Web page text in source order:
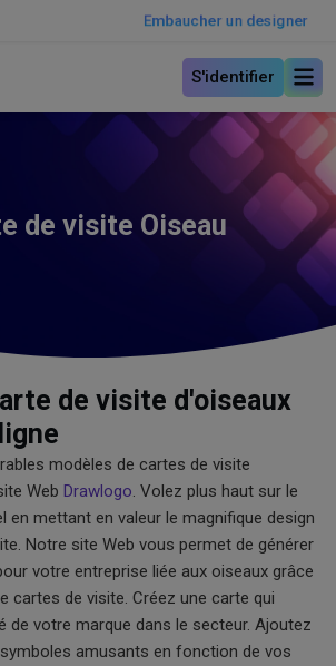
Embaucher un designer
S'identifier
de visite Oiseau
de visite d'oiseaux
modèles de cartes de visite
Web Drawlogo. Volez plus haut sur le
en mettant en valeur le magnifique design
Notre site Web vous permet de générer
votre entreprise liée aux oiseaux grâce
cartes de visite. Créez une carte qui
de votre marque dans le secteur. Ajoutez
amusants en fonction de vos